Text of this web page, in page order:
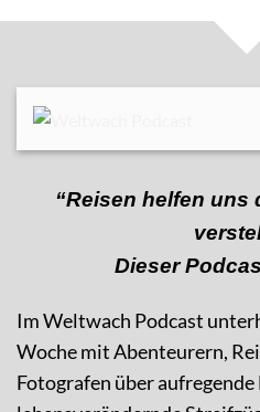
“Reisen helfen uns
Dieser
Im Weltwach Podcast
Woche mit Abenteurern,
Fotografen über